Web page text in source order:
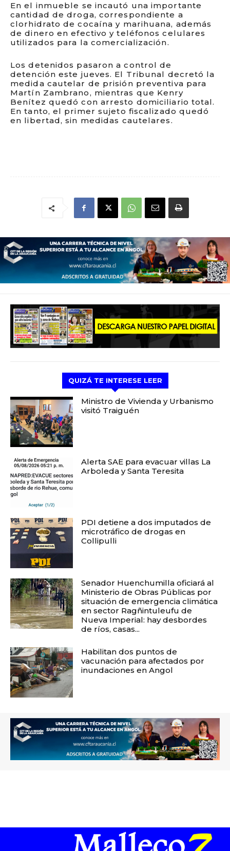
En el inmueble se incautó una importante
cantidad de droga, correspondiente a
clorhidrato de cocaína y marihuana, además
de dinero en efectivo y teléfonos celulares
utilizados para la comercialización.
Los detenidos pasaron a control de
detención este jueves. El Tribunal decretó la
medida cautelar de prisión preventiva para
Martín Zambrano, mientras que Kenry
Benítez quedó con arresto domiciliario total.
En tanto, el primer sujeto fiscalizado quedó
en libertad, sin medidas cautelares.
QUIZÁ TE INTERESE LEER
Ministro de Vivienda y Urbanismo
visitó Traiguén
Alerta SAE para evacuar villas La
Arboleda y Santa Teresita
PDI detiene a dos imputados de
microtráfico de drogas en
Collipulli
Senador Huenchumilla oficiará al
Ministerio de Obras Públicas por
situación de emergencia climática
en sector Ragñintuleufu de
Nueva Imperial: hay desbordes
de ríos, casas...
Habilitan dos puntos de
vacunación para afectados por
inundaciones en Angol